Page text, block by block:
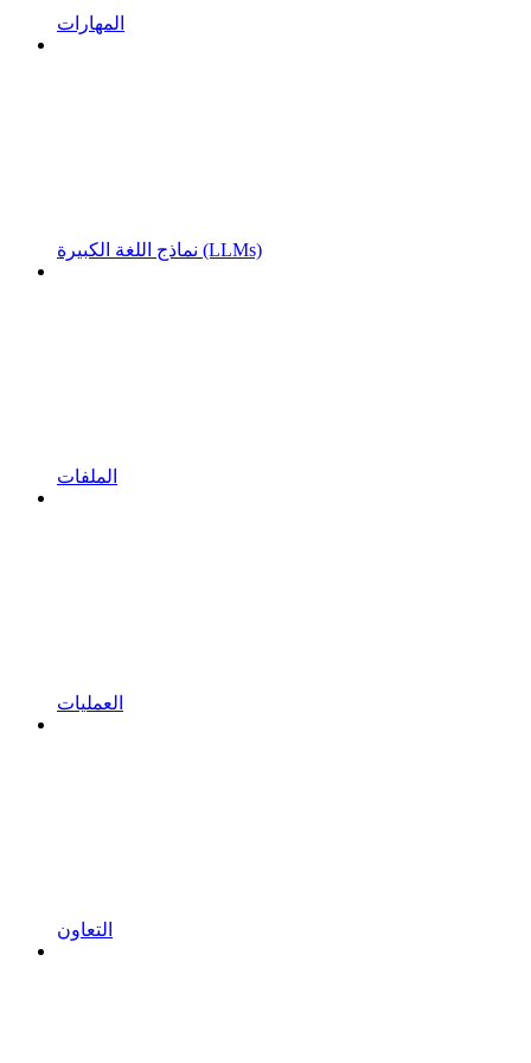
المهارات
نماذج اللغة الكبيرة (LLMs)
الملفات
العمليات
التعاون